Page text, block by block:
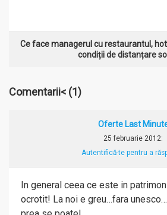
Ce face managerul cu restaurantul,
condiții de distanțare
Comentarii< (1)
Oferte Last
25 februarie 2012:
Autentifică-te pentru a
In general ceea ce este in
ocrotit! La noi e greu…fara